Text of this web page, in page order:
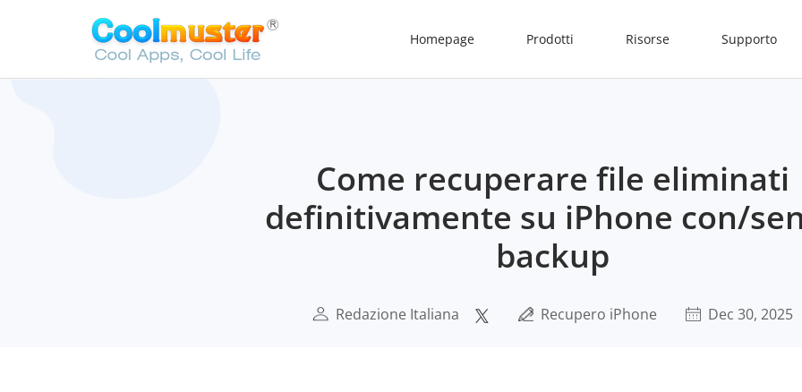
Homepage Prodotti Risorse Supporto
Come recuperare file eliminati
definitivamente su iPhone con/
backup
Redazione Italiana Recupero iPhone Dec 30, 2025